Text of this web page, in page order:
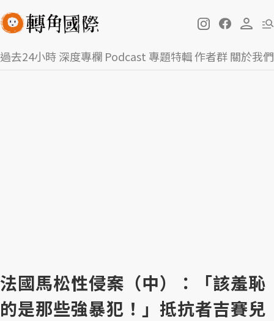
過去24小時深度專欄 Podcast 專題特輯作者群關於我們
法國馬松性侵案（中）：「該羞恥
的是那些強暴犯！」抵抗者吉賽兒